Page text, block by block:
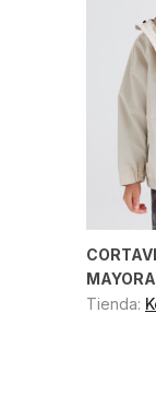
Tienda: